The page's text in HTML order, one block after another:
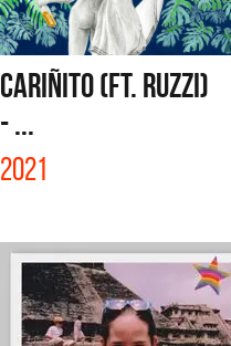
CARIÑITO (FT. RUZZI)
- ...
2021